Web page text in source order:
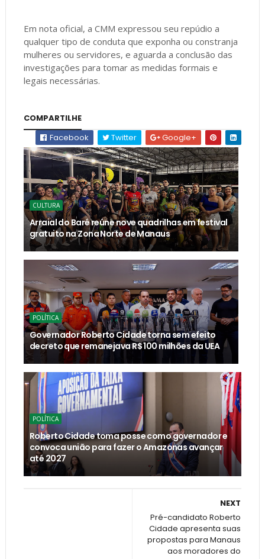
Em nota oficial, a CMM expressou seu repúdio a
qualquer tipo de conduta que exponha ou constranja
mulheres ou servidores, e aguarda a conclusão das
investigações para tomar as medidas formais e
legais necessárias.
COMPARTILHE
Facebook
Twitter Google+
CULTURA
Arraial do Baré reúne nove quadrilhas em festival
gratuito na Zona Norte de Manaus
POLÍTICA
Governador Roberto Cidade torna sem efeito
decreto que remanejava R$ 100 milhões da UEA
POLÍTICA
Roberto Cidade toma posse como governador e
convoca união para fazer o Amazonas avançar
até 2027
NEXT
Pré-candidato Roberto
Cidade apresenta suas
propostas para Manaus
aos moradores do